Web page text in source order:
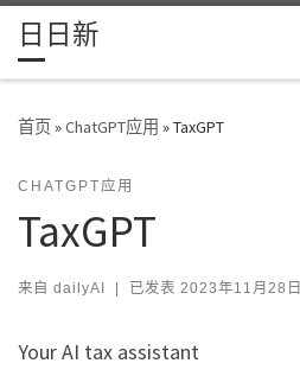
Skip to content
日日新
首页»ChatGPT应用 »TaxGPT
CHATGPT应用
TaxGPT
来自 dailyAI | 已发表 2023年11月28日
Your AI tax assistant